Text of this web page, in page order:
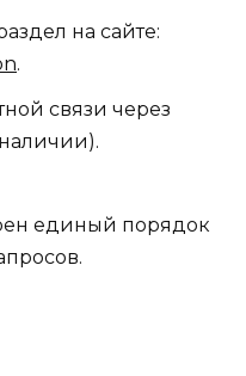
на сайте:
.
связи через
единый порядок